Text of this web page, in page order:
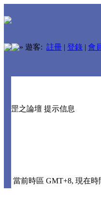
» 遊客: 註冊 | 登錄 | 會
罡之論壇 提示信息
當前時區 GMT+8, 現在時